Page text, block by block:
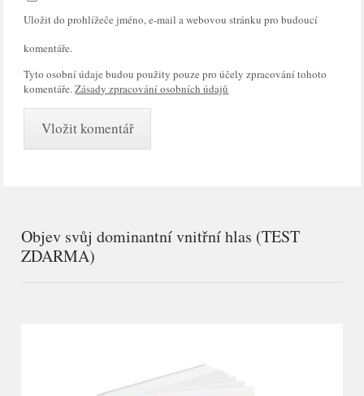
Uložit do prohlížeče jméno, e-mail a webovou stránku pro budoucí
komentáře.
Tyto osobní údaje budou použity pouze pro účely zpracování tohoto
komentáře.Zásady zpracování osobních údajů
Objev svůj dominantní vnitřní hlas (TEST
ZDARMA)